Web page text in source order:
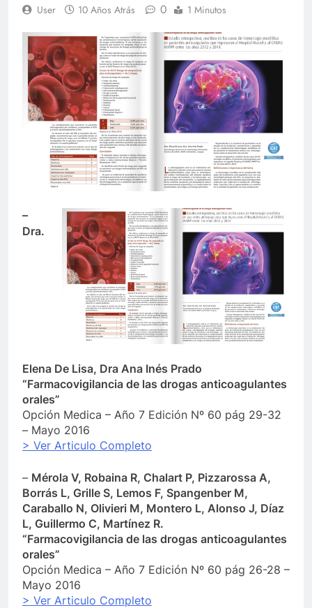
User 10 Años Atrás 0 1 Minutos
–
Dra.
Elena De Lisa, Dra Ana Inés Prado
“Farmacovigilancia de las drogas anticoagulantes
orales”
Opción Medica – Año 7 Edición Nº 60 pág 29-32
– Mayo 2016
> Ver Articulo Completo
– Mérola V, Robaina R, Chalart P, Pizzarossa A,
Borrás L, Grille S, Lemos F, Spangenber M,
Caraballo N, Olivieri M, Montero L, Alonso J, Díaz
L, Guillermo C, Martínez R.
“Farmacovigilancia de las drogas anticoagulantes
orales”
Opción Medica – Año 7 Edición Nº 60 pág 26-28 –
Mayo 2016
> Ver Articulo Completo